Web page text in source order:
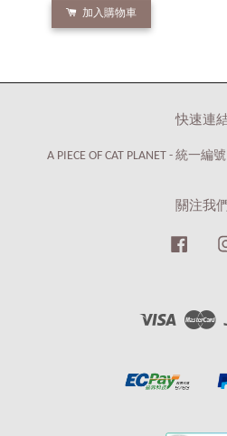
加入購物車
快速連
A PIECE OF CAT PLANET - 統一
關注我們
Visa